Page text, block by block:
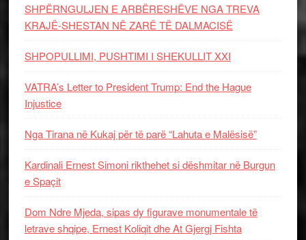
SHPËRNGULJEN E ARBËRESHËVE NGA TREVA
KRAJË-SHESTAN NË ZARË TË DALMACISË
SHPOPULLIMI, PUSHTIMI I SHEKULLIT XXI
VATRA’s Letter to President Trump: End the Hague
Injustice
Nga Tirana në Kukaj për të parë “Lahuta e Malësisë”
Kardinali Ernest Simoni rikthehet si dëshmitar në Burgun
e Spaçit
Dom Ndre Mjeda, sipas dy figurave monumentale të
letrave shqipe, Ernest Koliqit dhe At Gjergj Fishta